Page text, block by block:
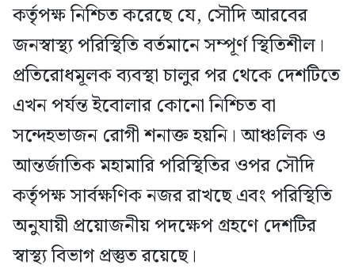
কর্তৃপক্ষ নিশ্চিত করেছে যে, সৌদি আরবের
জনস্বাস্থ্য পরিস্থিতি বর্তমানে সম্পূর্ণ স্থিতিশীল।
প্রতিরোধমূলক ব্যবস্থা চালুর পর থেকে দেশটিতে
এখন পর্যন্ত ইবোলার কোনো নিশ্চিত বা
সন্দেহভাজন রোগী শনাক্ত হয়নি। আঞ্চলিক ও
আন্তর্জাতিক মহামারি পরিস্থিতির ওপর সৌদি
কর্তৃপক্ষ সার্বক্ষণিক নজর রাখছে এবং পরিস্থিতি
অনুযায়ী প্রয়োজনীয় পদক্ষেপ গ্রহণে দেশটির
স্বাস্থ্য বিভাগ প্রস্তুত রয়েছে।